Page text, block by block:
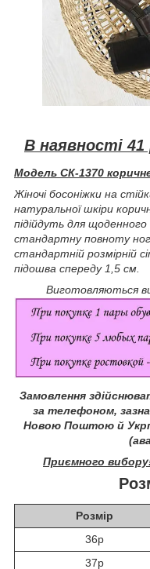
В наявності
Модель СК-1370
Жіночі босоніжки на
натуральної шкіри
підійдуть для щоденного
стандартну повноту
стандартній розмірній
підошва спереду 1,5 см.
Виготовляються
Замовлення
за телефоном,
Новою Поштою й
Приємного
Розмір
36р
37р